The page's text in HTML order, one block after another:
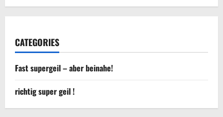
CATEGORIES
Fast supergeil – aber beinahe!
richtig super geil !